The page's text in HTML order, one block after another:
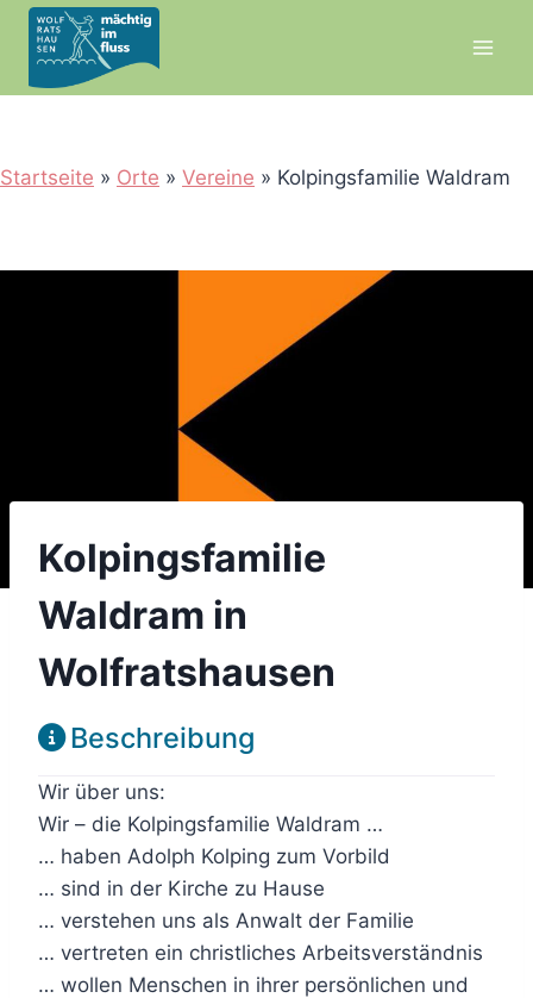
Zum
Inhalt
springen
Startseite » Orte » Vereine » Kolpingsfamilie Waldram
Kolpingsfamilie
Waldram in
Wolfratshausen
Beschreibung
Wir über uns:
Wir – die Kolpingsfamilie Waldram …
… haben Adolph Kolping zum Vorbild
… sind in der Kirche zu Hause
… verstehen uns als Anwalt der Familie
… vertreten ein christliches Arbeitsverständnis
… wollen Menschen in ihrer persönlichen und